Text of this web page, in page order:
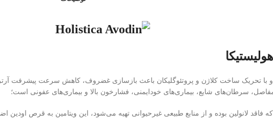
سرطان‌های شایع، بیماری‌های خودایمنی، فشارخون بالا و بیماری‌های عفونی است؛
به همین دلیل جهت پیشگیری از کمبود ویتامین د۳ که فاقد لانولین بوده و از منابع طبیعی غیرحیوانی تهیه